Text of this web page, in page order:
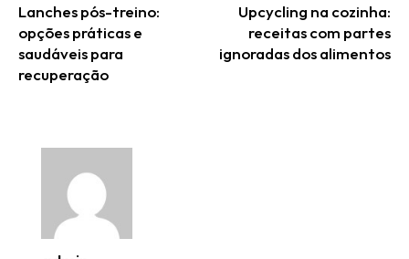
Lanches pós-treino:
opções práticas e
saudáveis para
recuperação
Upcycling na cozinha:
receitas com partes
ignoradas dos alimentos